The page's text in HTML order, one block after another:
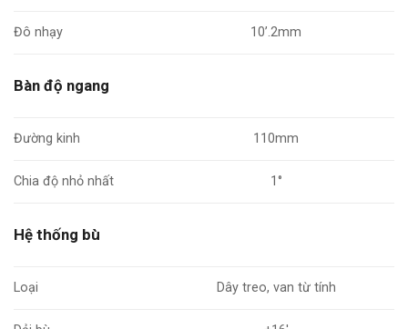
Đô nhạy 10’.2mm
Bàn độ ngang
Đường kinh 110mm
Chia độ nhỏ nhất 1°
Hệ thống bù
Loại Dây treo, van từ tính